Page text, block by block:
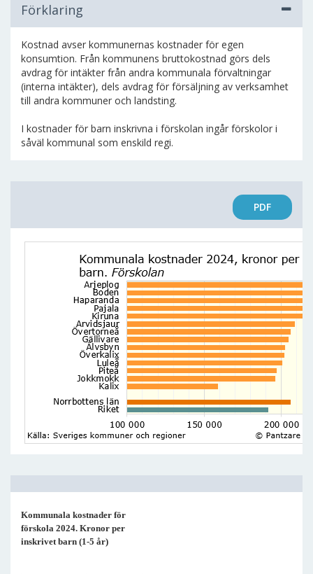
Förklaring
Kostnad avser kommunernas kostnader för egen
konsumtion. Från kommunens bruttokostnad görs dels
avdrag för intäkter från andra kommunala förvaltningar
(interna intäkter), dels avdrag för försäljning av verksamhet
till andra kommuner och landsting.
I kostnader för barn inskrivna i förskolan ingår förskolor i
såväl kommunal som enskild regi.
PDF
Kommunala kostnader för
förskola 2024. Kronor per
inskrivet barn (1-5 år)